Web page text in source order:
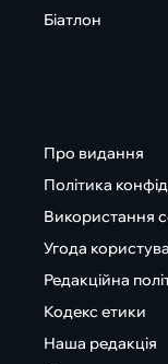
Біатлон
Про видання
Політика
Використання
Угода
Редакційна
Кодекс етики
Наша редакція